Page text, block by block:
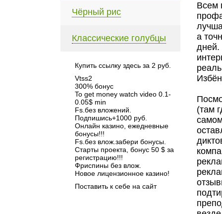
Чёрный рис
Классические голубцы
Купить ссылку здесь за 2 руб.
Vtss2
300% бонус
To get money watch video 0.1-
0.05$ min
Fs.без вложений.
Подпишись+1000 руб.
Онлайн казино, ежедневные
бонусы!!!
Fs.без влож.забери бонусы.
Старты проекта, бонус 50 $ за
регистрацию!!!
Фриспины без влож.
Новое лицензионное казино!
Поставить к себе на сайт
Всем
а
дней.
(там